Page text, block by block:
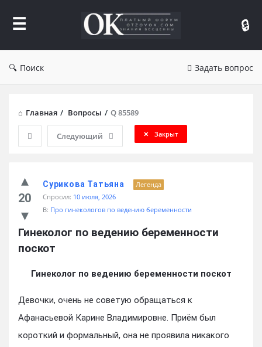
Отзывы
Поиск Задать вопрос
Главная / Вопросы / Q 85589
Следующий Закрыт
20
Сурикова Татьяна
Легенда
Спросил: 10 июля, 2026
В: Про гинекологов по ведению беременности
Гинеколог по ведению беременности
поскот
Гинеколог по ведению беременности поскот
Девочки, очень не советую обращаться к
Афанасьевой Карине Владимировне. Приём был
короткий и формальный, она не проявила никакого